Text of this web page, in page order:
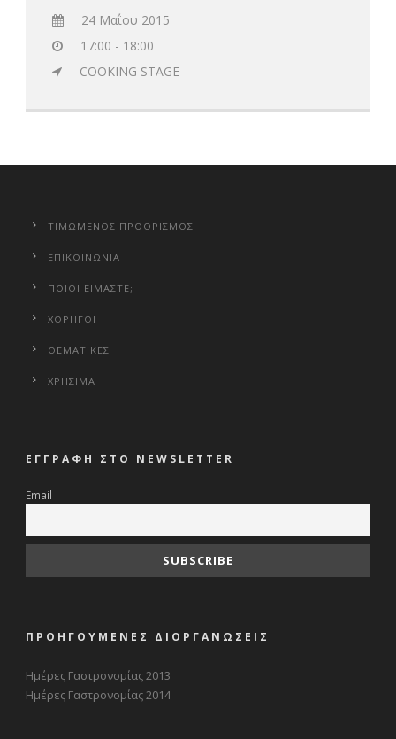
24 Μαΐου 2015
17:00 - 18:00
COOKING STAGE
ΤΙΜΩΜΕΝΟΣ ΠΡΟΟΡΙΣΜΟΣ
ΕΠΙΚΟΙΝΩΝΙΑ
ΠΟΙΟΙ ΕΙΜΑΣΤΕ;
ΧΟΡΗΓΟΙ
ΘΕΜΑΤΙΚΕΣ
ΧΡΗΣΙΜΑ
ΕΓΓΡΑΦΗ ΣΤΟ NEWSLETTER
Email
ΠΡΟΗΓΟΥΜΕΝΕΣ ΔΙΟΡΓΑΝΩΣΕΙΣ
Ημέρες Γαστρονομίας 2013
Ημέρες Γαστρονομίας 2014